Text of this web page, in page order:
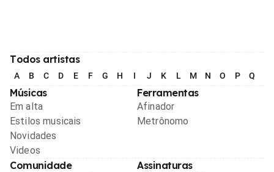
Todos artistas
A B C D E F G H I J K L M N O P Q
Músicas
Em alta
Estilos musicais
Novidades
Videos
Ferramentas
Afinador
Metrônomo
Comunidade Assinaturas